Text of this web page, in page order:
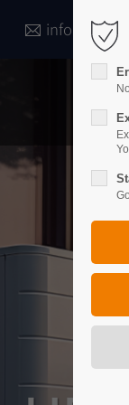
Support
Lorem
24h
We offer
customers
Mon - Fri